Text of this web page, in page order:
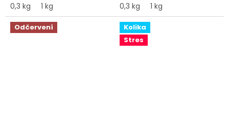
0,3 kg
1 kg
0,3 kg
1 kg
Odčervení
Kolika
Stres